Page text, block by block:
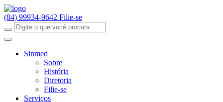
(84) 99934-9642 Filie-se
Sinmed
Sobre
História
Diretoria
Filie-se
Serviços